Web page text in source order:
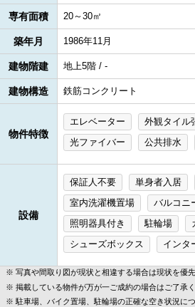
専有面積 20～30㎡
築年月 1986年11月
建物階建 地上5階 / -
建物構造 鉄筋コンクリート
物件特徴
エレベーター 外観タイル
光ファイバー
公共排水
設備
保証人不要 単身者入居
室内洗濯機置場
バルコニ
照明器具付き
駐輪場
シューズボックス
インタ
写真や間取り図が現状と相違する場合は現状を優
掲載している物件が万が一ご成約の場合はご了承く
駐車場、バイク置場、駐輪場の正確な空き状況に